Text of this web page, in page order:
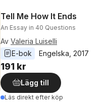
Tell Me How It Ends
An Essay in 40 Questions
Av Valeria Luiselli
E-bok
Engelska 2017
191 kr
Lägg till
Läs direkt efter köp